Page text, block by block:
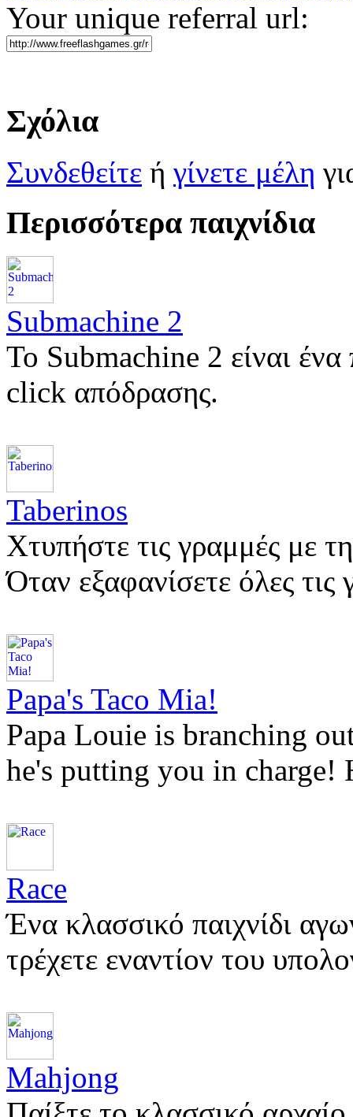
Your unique referral url:
Σχόλια
Συνδεθείτε ή γίνετε μέλη
Περισσότερα παιχνίδια
Submachine 2
Το Submachine 2 είναι
click απόδρασης.
Taberinos
Χτυπήστε τις γραμμές με
Όταν εξαφανίσετε όλες
Papa's Taco Mia!
Papa Louie is branching
he's putting you in
Race
Ένα κλασσικό παιχνίδι
τρέχετε εναντίον του
Mahjong